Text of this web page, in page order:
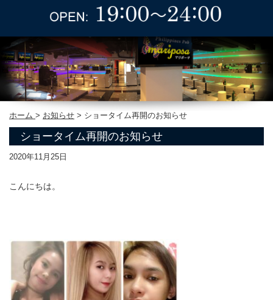
ホーム > お知らせ > ショータイム再開のお知らせ
ショータイム再開のお知らせ
2020年11月25日
こんにちは。